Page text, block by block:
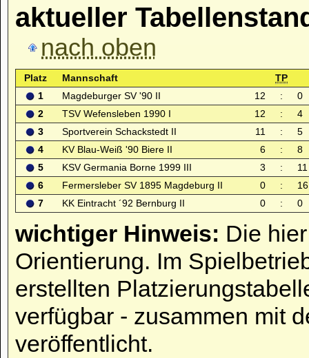
aktueller
nach oben
Platz Mannschaft
TP
1
Magdeburger SV '90 II 12 :
0
2
TSV Wefensleben 1990 I 12 :
4
3
Sportverein Schackstedt II 11 :
5
4
KV Blau-Weiß '90 Biere II 6 :
8
5
KSV Germania Borne 1999 III 3 :
11
6
Fermersleber SV 1895 Magdeburg II 0 :
16
7
KK Eintracht ´92 Bernburg II 0 : 0
wichtiger Hinweis: Die
Orientierung. Im
erstellten
verfügbar - zusammen mit
veröffentlicht.